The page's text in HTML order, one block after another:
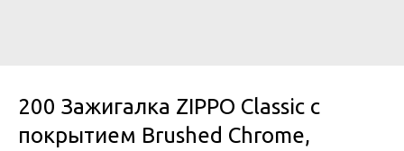
200 Зажигалка ZIPPO Classic с
покрытием Brushed Chrome,